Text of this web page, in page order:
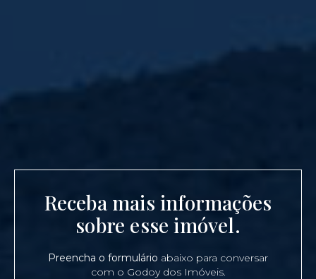
Receba mais informações
sobre esse imóvel.
Preencha o formulário abaixo para conversar
com o Godoy dos Imóveis.